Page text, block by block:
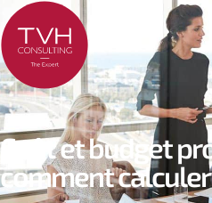
Coût et budget
comment calculer